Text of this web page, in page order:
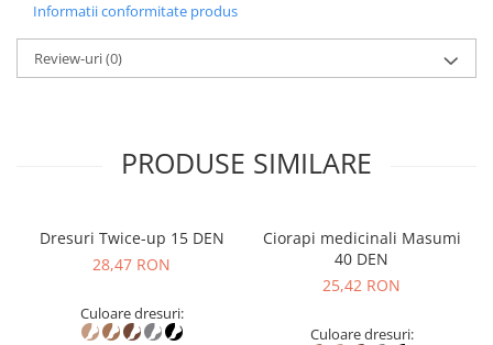
Informatii conformitate produs
Review-uri(0)
PRODUSE SIMILARE
Dresuri Twice-up 15 DEN
28,47 RON
Culoare dresuri:
Ciorapi medicinali Masumi
40 DEN
25,42 RON
Culoare dresuri: